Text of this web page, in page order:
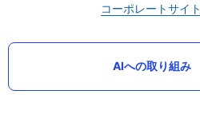
コーポレートサイト
AIへの取り組み